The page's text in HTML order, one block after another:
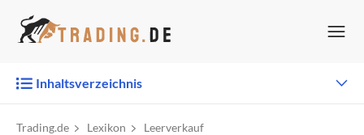
Inhalt
Inhaltsverzeichnis
Trading.de Lexikon Leerverkauf